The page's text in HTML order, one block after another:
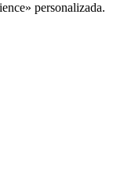
personalizada.